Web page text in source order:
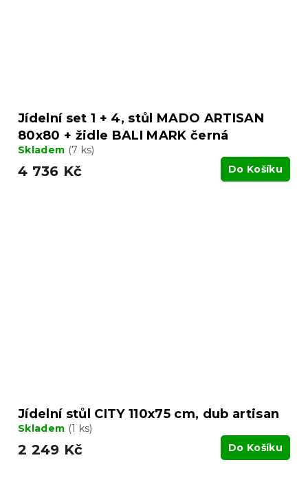
Jídelní set 1 + 4, stůl MADO ARTISAN
80x80 + židle BALI MARK černá
Skladem (7 ks)
4 736 Kč Do Košíku
Jídelní stůl CITY 110x75 cm, dub artisan
Skladem (1 ks)
2 249 Kč Do Košíku